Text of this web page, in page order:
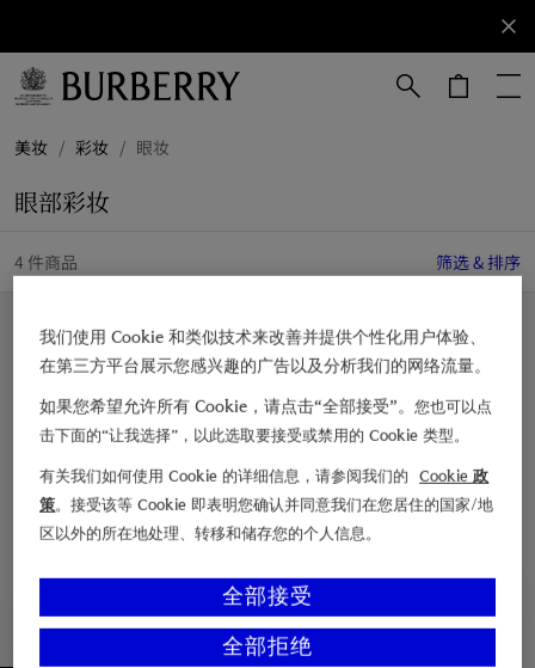
订阅获取
Burberry
品牌资
美妆 / 彩妆 / 眼妆
眼部彩妆
4 件商品 筛选 & 排序
我们使用 Cookie 和类似技术来改善并提供个性化用户体验、
在第三方平台展示您感兴趣的广告以及分析我们的网络流量。
如果您希望允许所有 Cookie，请点击“全部接受”。您也可以点
击下面的“让我选择”，以此选取要接受或禁用的 Cookie 类型。
有关我们如何使用 Cookie 的详细信息，请参阅我们的
Cookie 政
策。接受该等 Cookie 即表明您确认并同意我们在您居住的国家/地
区以外的所在地处理、转移和储存您的个人信息。
全部拒绝
全部接受